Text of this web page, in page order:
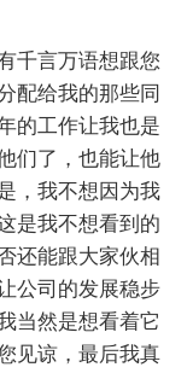
千言万语想跟您
配给我的那些同
的工作让我也是
们了，也能让他
，我不想因为我
是我不想看到的
还能跟大家伙相
公司的发展稳步
当然是想看着它
见谅，最后我真